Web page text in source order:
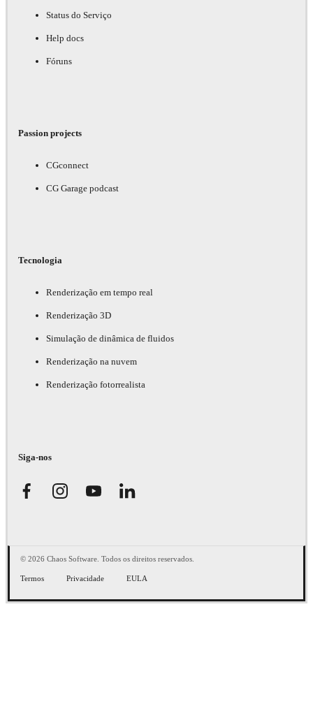
Status do Serviço
Help docs
Fóruns
Passion projects
CGconnect
CG Garage podcast
Tecnologia
Renderização em tempo real
Renderização 3D
Simulação de dinâmica de fluidos
Renderização na nuvem
Renderização fotorrealista
Siga-nos
© 2026 Chaos Software. Todos os direitos reservados.
Termos Privacidade EULA